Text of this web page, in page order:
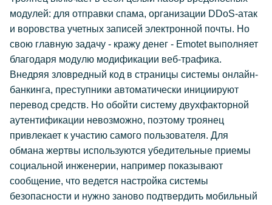
модулей: для отправки спама, организации DDoS-атак
и воровства учетных записей электронной почты. Но
свою главную задачу - кражу денег - Emotet выполняет
благодаря модулю модификации веб-трафика.
Внедряя зловредный код в страницы системы онлайн-
банкинга, преступники автоматически инициируют
перевод средств. Но обойти систему двухфакторной
аутентификации невозможно, поэтому троянец
привлекает к участию самого пользователя. Для
обмана жертвы используются убедительные приемы
социальной инженерии, например показывают
сообщение, что ведется настройка системы
безопасности и нужно заново подтвердить мобильный